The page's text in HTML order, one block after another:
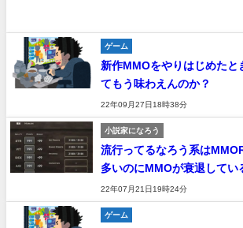
ゲーム
新作MMOをやりはじめたと
てもう味わえんのか？
22年09月27日18時38分
小説家になろう
流行ってるなろう系は
多いのにMMOが衰退してい
22年07月21日19時24分
ゲーム